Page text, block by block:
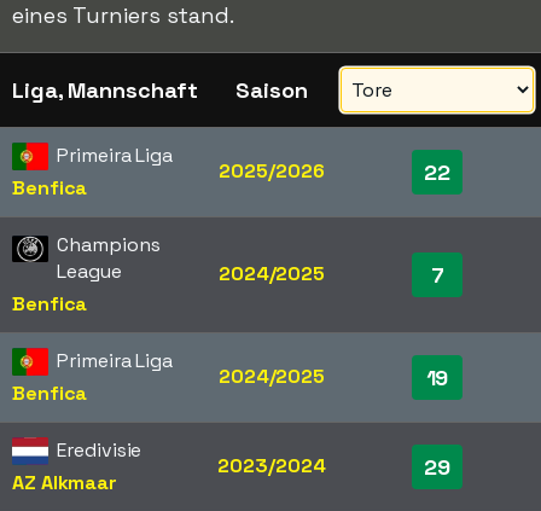
eines Turniers stand.
Liga, Mannschaft Saison
Primeira Liga
Benfica
2025/2026 22
Champions
League
Benfica
2024/2025 7
Primeira Liga
Benfica
2024/2025 19
Eredivisie
AZ Alkmaar
2023/2024 29